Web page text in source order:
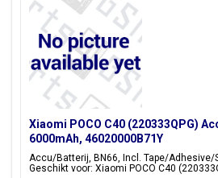
Xiaomi POCO C40 (220333QPG)
6000mAh, 46020000B71Y
Accu/Batterij, BN66, Incl. Tape/Adhesive/
Geschikt voor: Xiaomi POCO C40